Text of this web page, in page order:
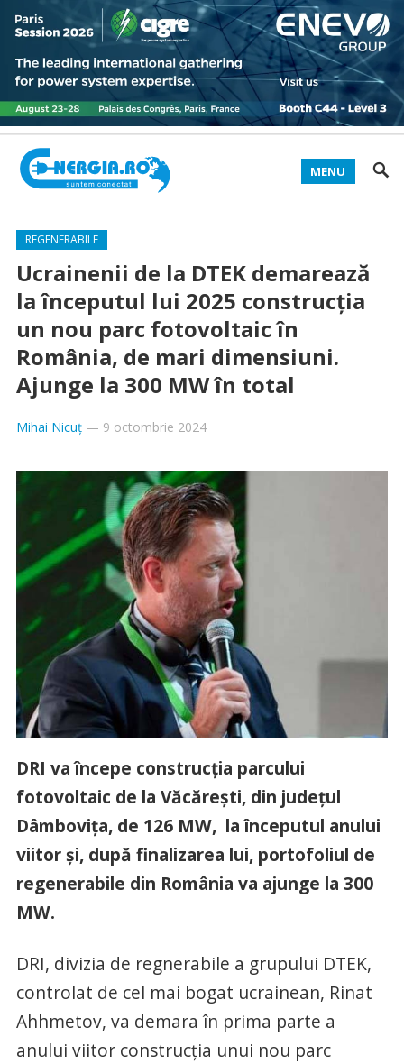
MENU
REGENERABILE
Ucrainenii de la DTEK demarează
la începutul lui 2025 construcția
un nou parc fotovoltaic în
România, de mari dimensiuni.
Ajunge la 300 MW în total
Mihai Nicuț— 9 octombrie 2024
DRI va începe construcția parcului
fotovoltaic de la Văcărești, din județul
Dâmbovița, de 126 MW, la începutul anului
viitor și, după finalizarea lui, portofoliul de
regenerabile din România va ajunge la 300
MW.
DRI, divizia de regnerabile a grupului DTEK,
controlat de cel mai bogat ucrainean, Rinat
Ahhmetov, va demara în prima parte a
anului viitor construcția unui nou parc